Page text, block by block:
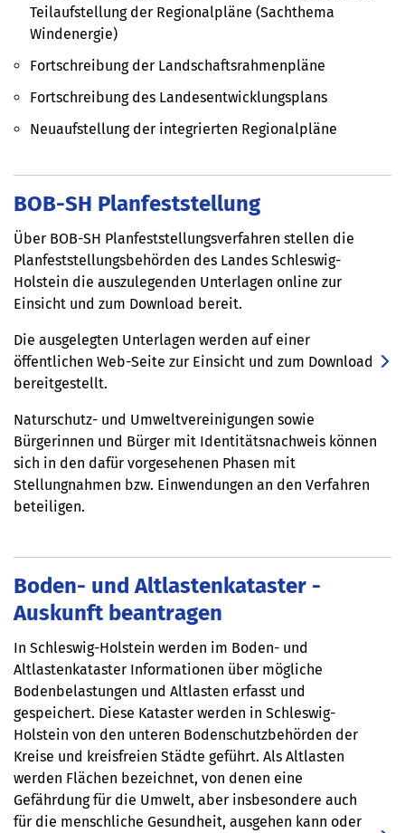
Teilaufstellung der Regionalpläne (Sachthema
Windenergie)
Fortschreibung der Landschaftsrahmenpläne
Fortschreibung des Landesentwicklungsplans
Neuaufstellung der integrierten Regionalpläne
BOB-SH Planfeststellung
Über BOB-SH Planfeststellungsverfahren stellen die
Planfeststellungsbehörden des Landes Schleswig-
Holstein die auszulegenden Unterlagen online zur
Einsicht und zum Download bereit.
Die ausgelegten Unterlagen werden auf einer
öffentlichen Web-Seite zur Einsicht und zum Download
bereitgestellt.
Naturschutz- und Umweltvereinigungen sowie
Bürgerinnen und Bürger mit Identitätsnachweis können
sich in den dafür vorgesehenen Phasen mit
Stellungnahmen bzw. Einwendungen an den Verfahren
beteiligen.
Boden- und Altlastenkataster -
Auskunft beantragen
In Schleswig-Holstein werden im Boden- und
Altlastenkataster Informationen über mögliche
Bodenbelastungen und Altlasten erfasst und
gespeichert. Diese Kataster werden in Schleswig-
Holstein von den unteren Bodenschutzbehörden der
Kreise und kreisfreien Städte geführt. Als Altlasten
werden Flächen bezeichnet, von denen eine
Gefährdung für die Umwelt, aber insbesondere auch
für die menschliche Gesundheit, ausgehen kann oder